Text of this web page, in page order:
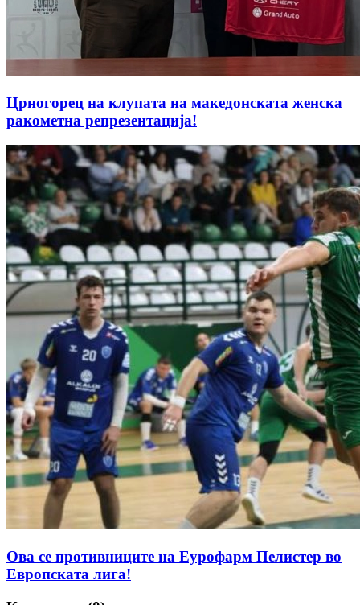
Црногорец на клупата на македонската женска
ракометна репрезентација!
Ова се противниците на Еурофарм Пелистер во
Европската лига!